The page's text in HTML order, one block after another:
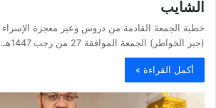
الشايب
(جبر الخواطر) الجمعة الموافقة 27 من رجب 1447هـ…
أكمل القراءة »